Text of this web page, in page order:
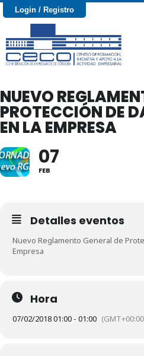
Login / Registro
NUEVO
PROTECCIÓN DE
EN LA EMPRESA
07
FEB
Detalles eventos
Nuevo Reglamento General de
Empresa
Hora
07/02/2018 01:00 - 01:00